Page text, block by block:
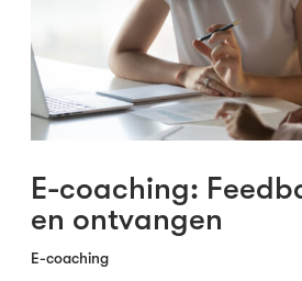
E-coaching:
en ontvangen
E-coaching